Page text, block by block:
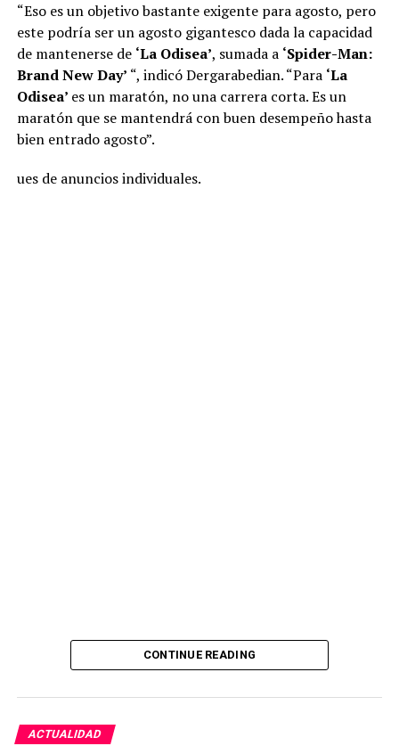
“Eso es un objetivo bastante exigente para agosto, pero
este podría ser un agosto gigantesco dada la capacidad
de mantenerse de ‘La Odisea’, sumada a ‘Spider-Man:
Brand New Day’ “, indicó Dergarabedian. “Para ‘La
Odisea’ es un maratón, no una carrera corta. Es un
maratón que se mantendrá con buen desempeño hasta
bien entrado agosto”.
ues de anuncios individuales.
Source link
CONTINUE READING
ACTUALIDAD